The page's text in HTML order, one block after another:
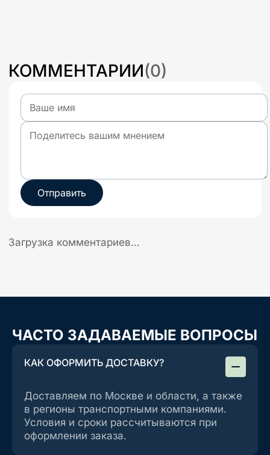
КОММЕНТАРИИ(0)
Отправить
Загрузка комментариев…
ЧАСТО ЗАДАВАЕМЫЕ ВОПРОСЫ
КАК ОФОРМИТЬ ДОСТАВКУ?
Доставляем по Москве и области, а также
в регионы транспортными компаниями.
Условия и сроки рассчитываются при
оформлении заказа.